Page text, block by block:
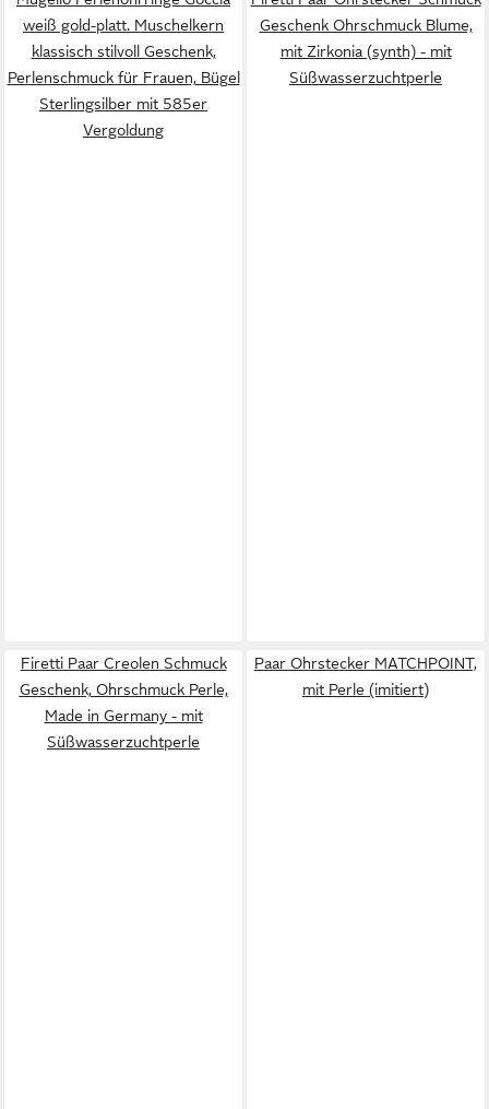
weiß gold-platt. Muschelkern
klassisch stilvoll Geschenk,
Perlenschmuck für Frauen, Bügel
Sterlingsilber mit 585er
Vergoldung
Geschenk Ohrschmuck Blume,
mit Zirkonia (synth) - mit
Süßwasserzuchtperle
Firetti Paar Creolen Schmuck
Geschenk, Ohrschmuck Perle,
Made in Germany - mit
Süßwasserzuchtperle
Paar Ohrstecker MATCHPOINT,
mit Perle (imitiert)